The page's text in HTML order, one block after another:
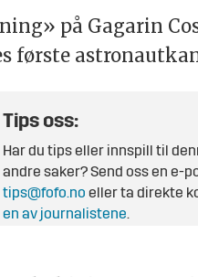
på Gagarin
første
Tips oss:
Har du tips eller innspill til
andre saker? Send oss en e-
tips@fofo.no eller ta direkte
en av journalistene.